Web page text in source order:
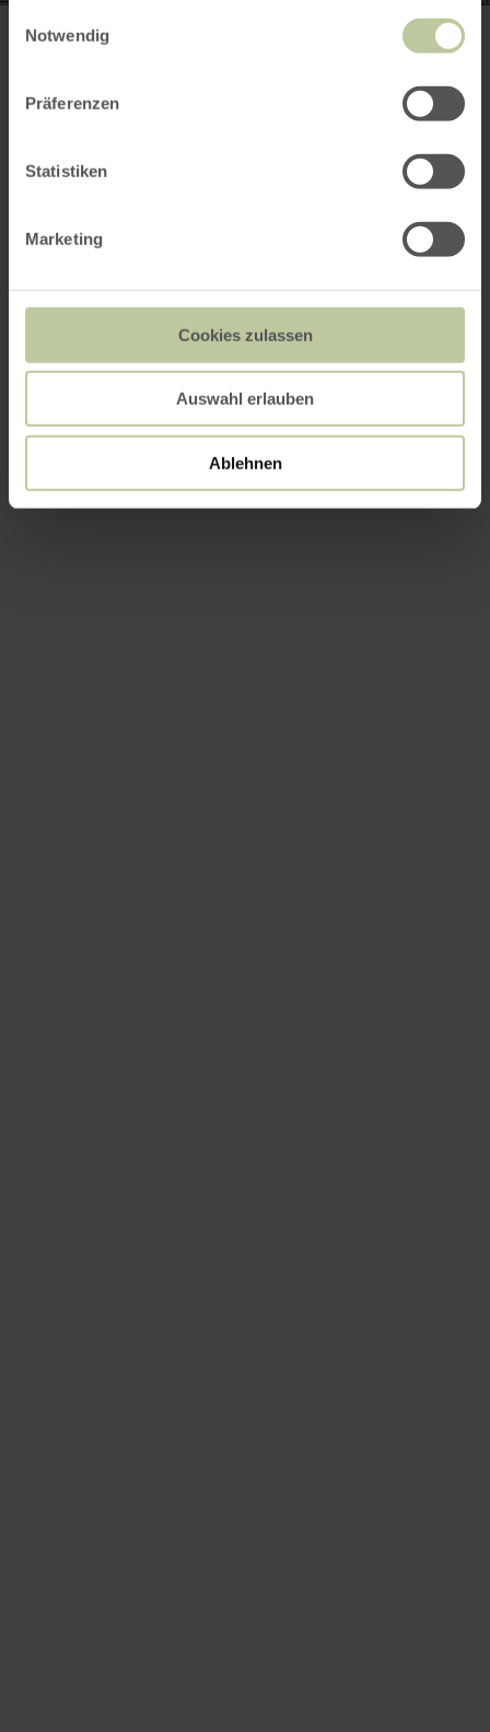
Notwendig
Präferenzen
Statistiken
Marketing
Cookies zulassen
Auswahl erlauben
Ablehnen
Weitere Infos
Kontakt des Anbieters